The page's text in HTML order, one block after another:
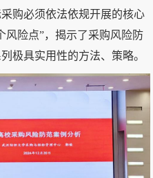
购必须依法依规开展的核心
风险点”，揭示了采购风险防
极具实用性的方法、策略。